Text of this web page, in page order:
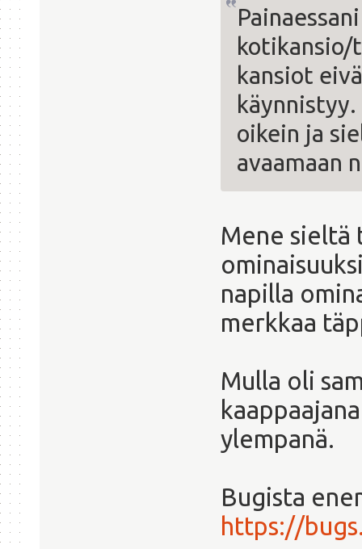
kansiot
oikein ja
avaamaan
Mene sieltä
napilla
merkkaa
Mulla oli
ylempanä.
Bugista
https://